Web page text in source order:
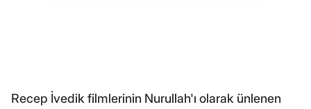
Recep İvedik filmlerinin Nurullah'ı olarak ünlenen